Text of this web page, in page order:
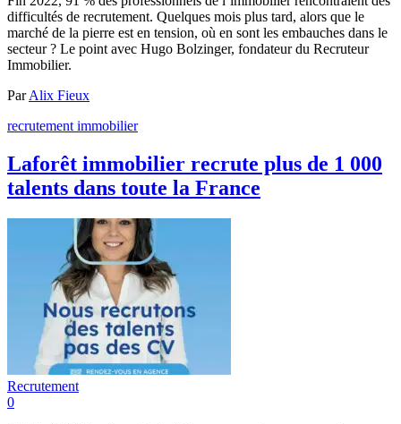
difficultés de recrutement. Quelques mois plus tard, alors que le
marché de la pierre est en tension, où en sont les embauches dans le
secteur ? Le point avec Hugo Bolzinger, fondateur du Recruteur
Immobilier.
ParAlix Fieux
recrutement immobilier
Laforêt immobilier recrute plus de 1 000
talents dans toute la France
Recrutement
0